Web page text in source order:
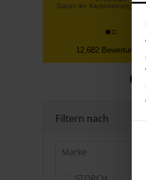
12,682 Bewertungen
Filtern nach
Marke